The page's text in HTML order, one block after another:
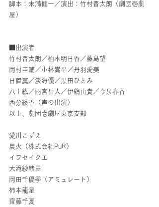
脚本：末満健一／演出：竹村晋太朗（劇団壱劇
屋）
■出演者
竹村晋太朗／柏木明日香／藤島望
岡村圭輔／小林嵩平／丹羽愛美
日置翼／淡海優／黒田ひとみ
八上紘／雨宮岳人／伊鶴由貴／今泉春香
西分綾香（声の出演）
以上、劇団壱劇屋東京支部
愛川こずえ
晨火（株式会社PuR）
イワセイクエ
大滝紗緒里
岡田千優季（アミュレート）
柿本龍星
齋藤千夏